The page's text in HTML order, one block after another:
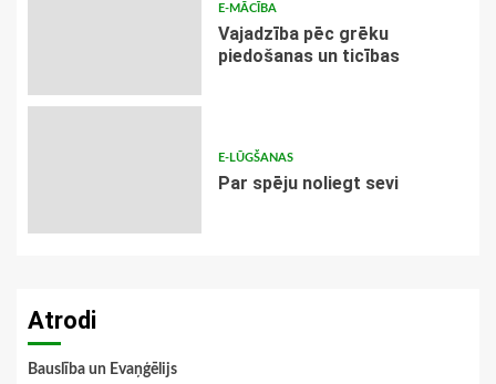
E-MĀCĪBA
Vajadzība pēc grēku
piedošanas un ticības
E-LŪGŠANAS
Par spēju noliegt sevi
Atrodi
Bauslība un Evaņģēlijs